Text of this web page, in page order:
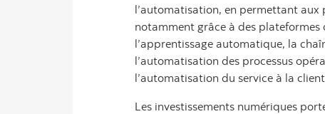
l’automatisation, en permettant aux
notamment grâce à des plateformes
l’apprentissage automatique, la
l’automatisation des processus
l’automatisation du service à la
Les investissements numériques